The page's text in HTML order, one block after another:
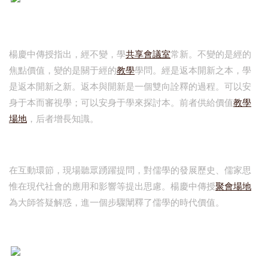
楊慶中傳授指出，經不變，學共享會議室常新。不變的是經的
焦點價值，變的是關于經的教學學問。經是返本開新之本，學
是返本開新之新。返本與開新是一個雙向詮釋的過程。可以安
身于本而審視學；可以安身于學來探討本。前者供給價值教學
場地 ，后者增長知識。
在互動環節，現場聽眾踴躍提問，對儒學的發展歷史、儒家思
惟在現代社會的應用和影響等提出思慮。楊慶中傳授聚會場地
為大師答疑解惑，進一個步驟闡釋了儒學的時代價值。